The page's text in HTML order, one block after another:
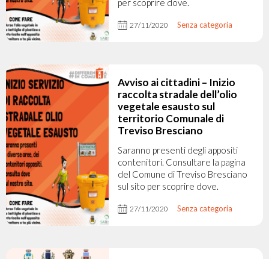
per scoprire dove.
27/11/2020 Senza categoria
Avviso ai cittadini – Inizio
raccolta stradale dell’olio
vegetale esausto sul
territorio Comunale di
Treviso Bresciano
Saranno presenti degli appositi
contenitori. Consultare la pagina
del Comune di Treviso Bresciano
sul sito per scoprire dove.
27/11/2020 Senza categoria